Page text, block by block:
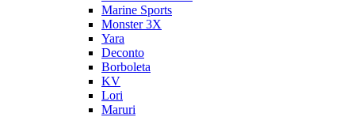
Marine Sports
Monster 3X
Yara
Deconto
Borboleta
KV
Lori
Maruri